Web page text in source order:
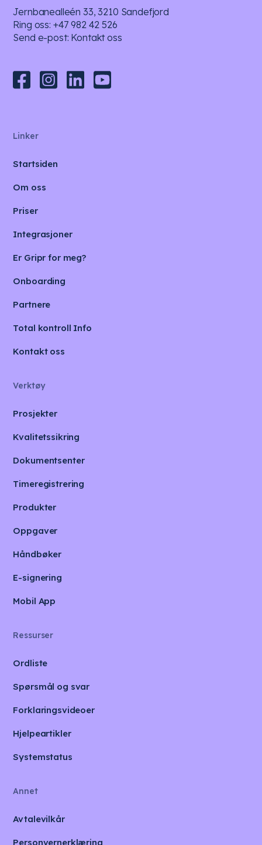
Jernbanealleén 33, 3210 Sandefjord
Ring oss: +47 982 42 526
Send e-post: Kontakt oss
Linker
Startsiden
Om oss
Priser
Integrasjoner
Er Gripr for meg?
Onboarding
Partnere
Total kontroll Info
Kontakt oss
Verktøy
Prosjekter
Kvalitetssikring
Dokumentsenter
Timeregistrering
Produkter
Oppgaver
Håndbøker
E-signering
Mobil App
Ressurser
Ordliste
Spørsmål og svar
Forklaringsvideoer
Hjelpeartikler
Systemstatus
Annet
Avtalevilkår
Personvernerklæring